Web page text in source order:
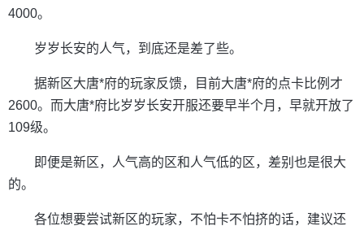
4000。
岁岁长安的人气，到底还是差了些。
据新区大唐*府的玩家反馈，目前大唐*府的点卡比例才
2600。而大唐*府比岁岁长安开服还要早半个月，早就开放了
109级。
即便是新区，人气高的区和人气低的区，差别也是很大
的。
各位想要尝试新区的玩家，不怕卡不怕挤的话，建议还